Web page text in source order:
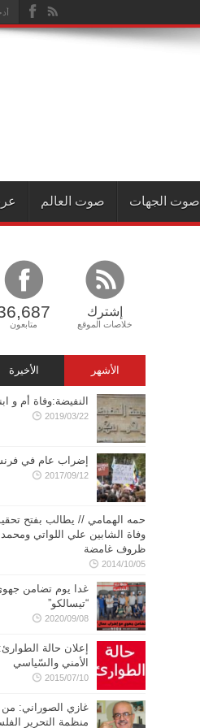
صوت الجهات صوت العالم
إشترك
خلاصات الموقع متابعون
الأشهر الأخيرة
النفيضة:وفاة أم و
2019/03/22
إضراب عام في
2017/09/12
حمه الهمامي // يطالب بفتح
وفاة الشابين علي اللواتي
ظروف غامضة
2014/10/05
غدا يوم تضامن
“تيسالكو”
2020/09/08
إعلان حالة
الأمني والسّياسي
2015/07/10
غازي الصوراني: من
منظمة التحرير